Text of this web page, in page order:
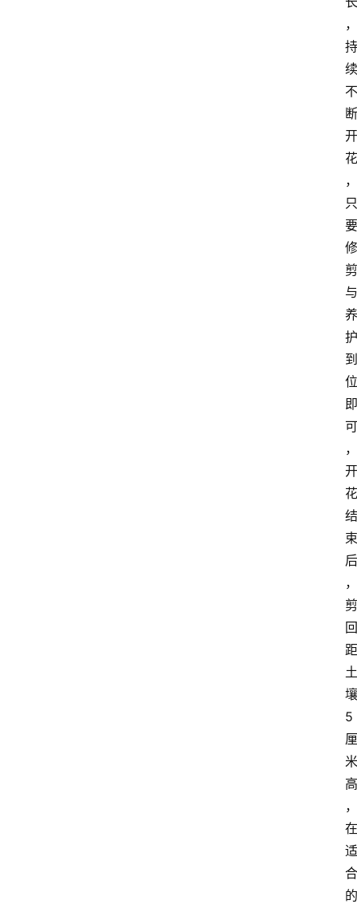
，
持
续
不
断
开
花
，
只
要
修
剪
与
养
护
到
位
即
可
，
开
花
结
束
后
，
剪
回
距
土
壤
5
厘
米
高
，
在
适
合
的